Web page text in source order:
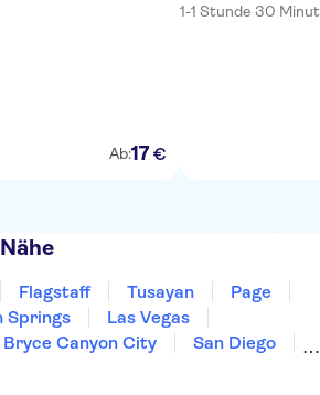
Ab:17 €
1-1 Stunde 30
Flagstaff Tusayan
Page
Springs
Las Vegas
Bryce Canyon City
San Diego